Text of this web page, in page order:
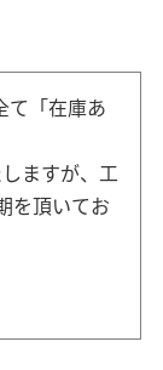
て「在庫あ
ますが、工
を頂いてお